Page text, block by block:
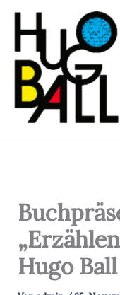
Zum
Inhalt
Hugo Ball